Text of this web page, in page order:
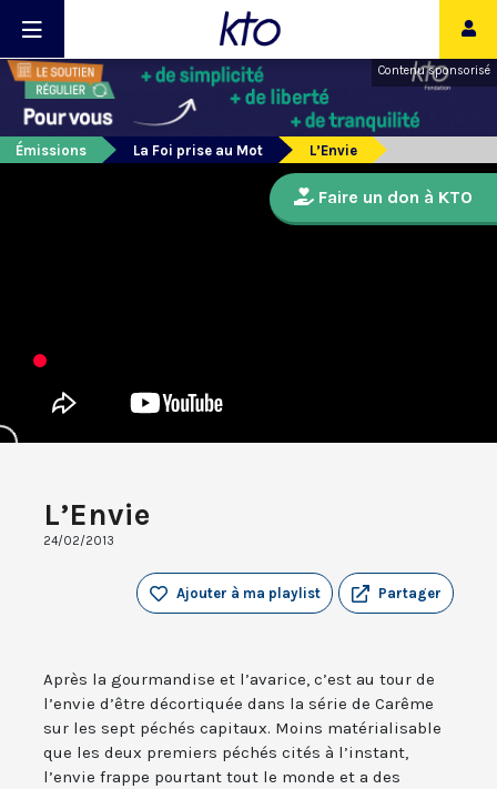
Contenu sponsorisé
Émissions La Foi prise au Mot L’Envie
L’Envie
24/02/2013
Partager
Ajouter à ma playlist
Après la gourmandise et l’avarice, c’est au tour de
l’envie d’être décortiquée dans la série de Carême
sur les sept péchés capitaux. Moins matérialisable
que les deux premiers péchés cités à l’instant,
l’envie frappe pourtant tout le monde et a des
Faire un don à KTO